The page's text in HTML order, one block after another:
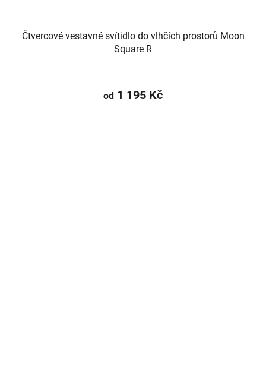
Čtvercové vestavné svítidlo do vlhčích prostorů Moon
Square R
od 1 195 Kč